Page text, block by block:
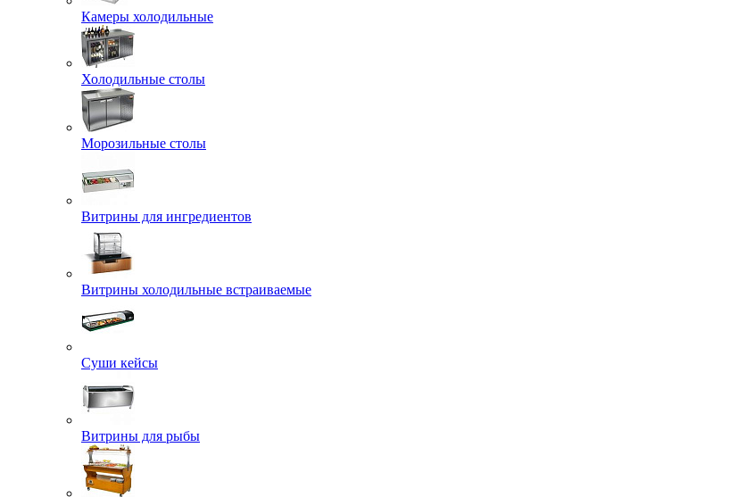
Камеры холодильные
Холодильные столы
Морозильные столы
Витрины для ингредиентов
Витрины холодильные встраиваемые
Суши кейсы
Витрины для рыбы